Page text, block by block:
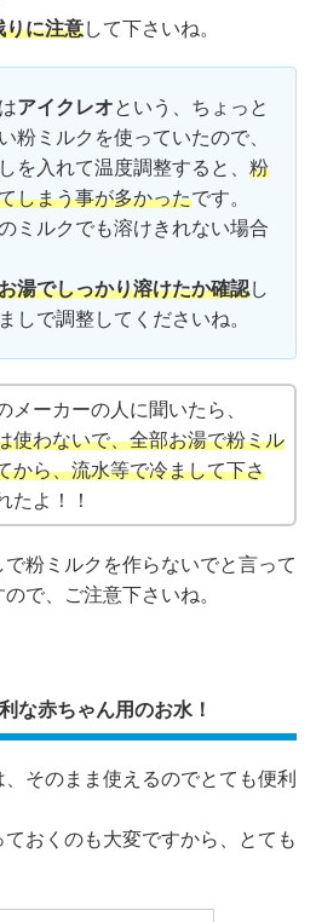
りに注意して下さいね。
アイクレオという、ちょっと
粉ミルクを使っていたので、
を入れて温度調整すると、 粉
しまう事が多かったです。
ミルクでも溶けきれない場合
湯でしっかり溶けたか確認し
しで調整してくださいね。
メーカーの人に聞いたら、
使わないで、全部お湯で粉ミル
から、流水等で冷まして下さ
たよ！！
粉ミルクを作らないでと言って
で、ご注意下さいね。
な赤ちゃん用のお水！
、そのまま使えるのでとても便利
おくのも大変ですから、とても